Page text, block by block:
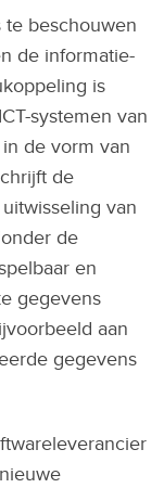
te beschouwen
de informatie-
is
systemen van
de vorm van
de
van
de
en
gegevens
aan
gegevens